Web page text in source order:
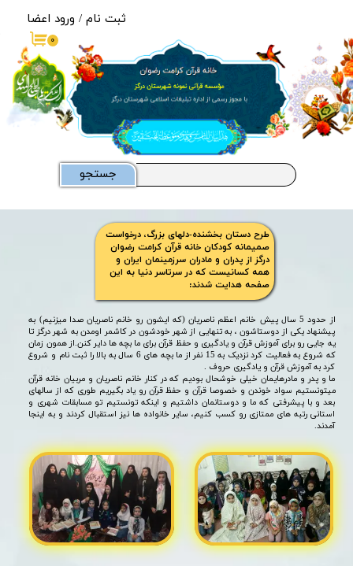
جستجو
ثبت نام / ورود اعضا
حساب کاربری من
تغییر گذر واژه
سفارشات
خروج از حساب کاربری
۰
طرح دستان بخشنده-دلهای بزرگ، درخواست
صمیمانه کودکان خانه قرآن کرامت رضوان
درگز از پدران و مادران سرزمینمان ایران و
همه کسانیست که در سرتاسر دنیا به این
صفحه هدایت شدند:
از حدود 5 سال پیش خانم اعظم ناصریان (که ایشون رو خانم ناصریان صدا میزنیم) به
پیشنهاد یکی از دوستاشون ، به تنهایی از شهر خودشون در کاشمر اومدن به شهر درگز تا
یه جایی رو برای آموزش قرآن و یادگیری و حفظ قرآن برای ما بچه ها دایر کنن.از همون زمان
که شروع به فعالیت کرد نزدیک به 15 نفر از ما بچه های 6 سال به بالا را ثبت نام و شروع
کرد به آموزش قرآن و یادگیری حروف .
ما و پدر و مادرهایمان خیلی خوشحال بودیم که در کنار خانم ناصریان و مربیان خانه قرآن
میتونستیم سواد خوندن و خصوصا قرآن و حفظ قرآن رو یاد بگیریم طوری که از سالهای
بعد و با پیشرفتی که ما و دوستانمان داشتیم و اینکه تونستیم تو مسابقات شهری و
استانی رتبه های ممتازی رو کسب کنیم، سایر خانواده ها نیز استقبال کردند و به اینجا
آمدند.